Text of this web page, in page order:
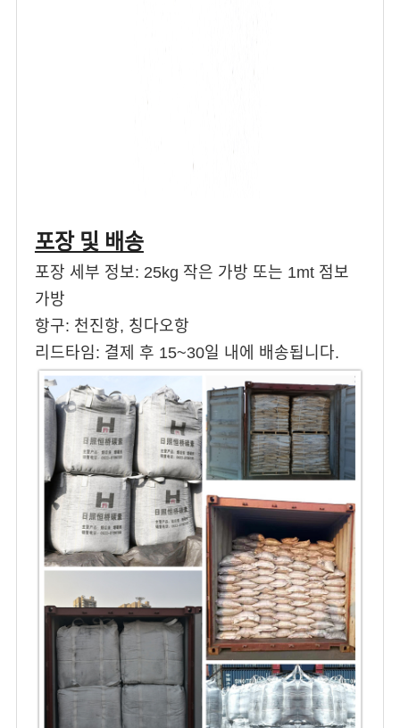
포장 및 배송
포장 세부 정보: 25kg 작은 가방 또는 1mt 점보
가방
항구: 천진항, 칭다오항
리드타임: 결제 후 15~30일 내에 배송됩니다.